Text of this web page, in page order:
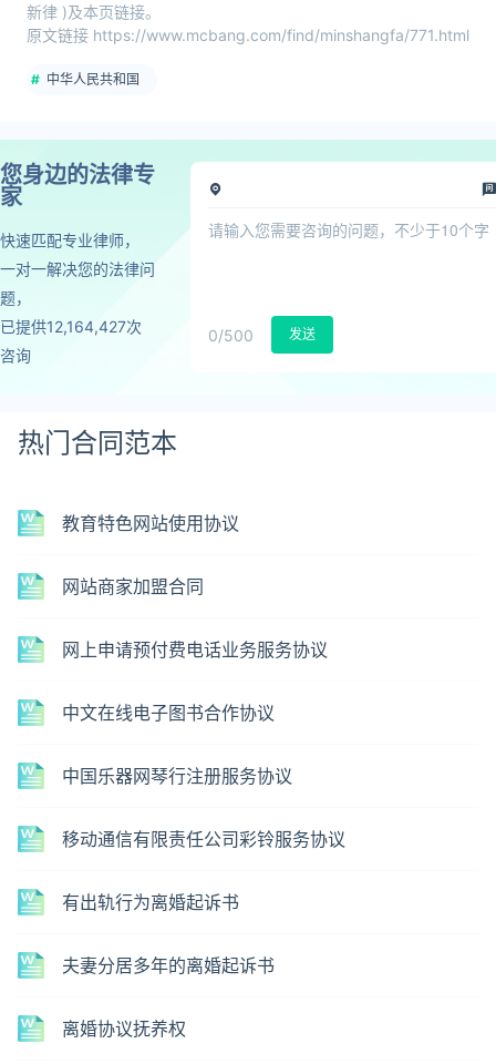
新律 )及本页链接。
原文链接 https://www.mcbang.com/find/minshangfa/771.html
中华人民共和国
您身边的法律专
家
快速匹配专业律师，
一对一解决您的法律问
题，
已提供12,164,427次
咨询
0/500 发送
热门合同范本
教育特色网站使用协议
网站商家加盟合同
网上申请预付费电话业务服务协议
中文在线电子图书合作协议
中国乐器网琴行注册服务协议
移动通信有限责任公司彩铃服务协议
有出轨行为离婚起诉书
夫妻分居多年的离婚起诉书
离婚协议抚养权